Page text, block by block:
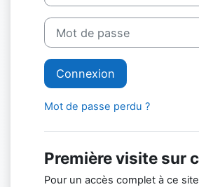
Mot de passe
Connexion
Mot de passe perdu ?
Première visite sur
Pour un accès complet à ce